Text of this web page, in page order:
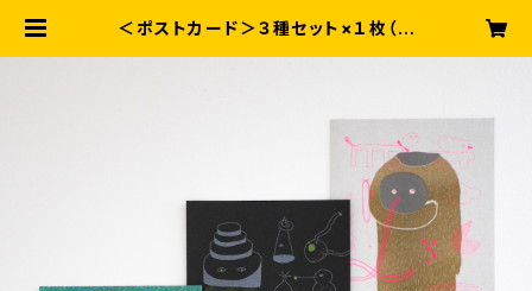
＜ポストカード＞３種セット×１枚（つ